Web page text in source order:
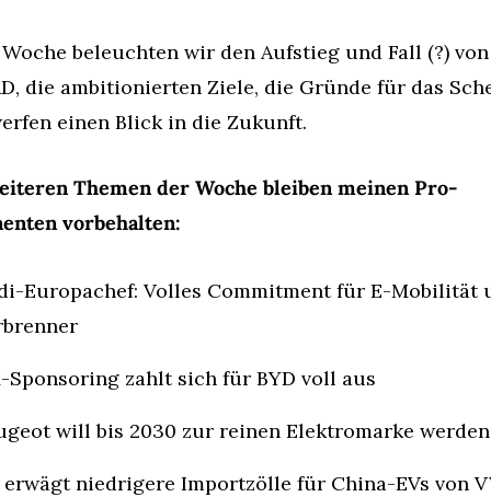
beleuchten wir den Aufstieg und Fall (?) von
die ambitionierten Ziele, die Gründe für das
einen Blick in die Zukunft.
Themen der Woche bleiben meinen Pro-
vorbehalten:
Europachef: Volles Commitment für E-Mobilität
Sponsoring zahlt sich für BYD voll aus
will bis 2030 zur reinen Elektromarke werden
erwägt niedrigere Importzölle für China-EVs von